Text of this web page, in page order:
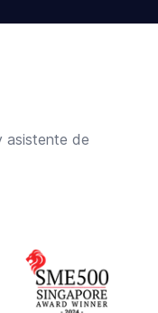
asistente de